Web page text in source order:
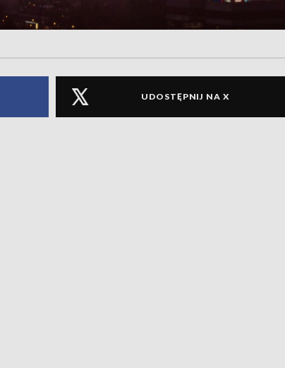
UDOSTĘPNIJ NA X